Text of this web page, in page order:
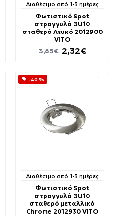
Διαθέσιμο από 1-3 ημέρες
Φωτιστικό Spot
στρογγυλό GU10
σταθερό Λευκό 2012900
VITO
2,32€
3,85€
-40 %
Διαθέσιμο από 1-3 ημέρες
Φωτιστικό Spot
στρογγυλό GU10
σταθερό μεταλλικό
Chrome 2012930 VITO